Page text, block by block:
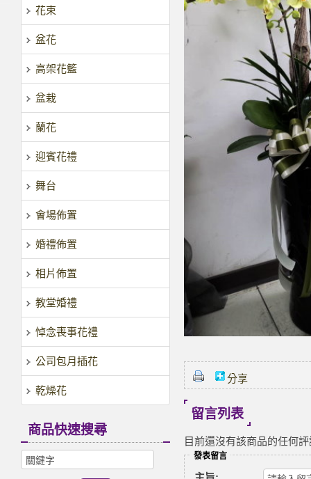
花束
盆花
高架花籃
盆栽
蘭花
迎賓花禮
舞台
會場佈置
婚禮佈置
相片佈置
教堂婚禮
悼念喪事花禮
公司包月插花
乾燥花
商品快速搜尋
分享
留言列表
目前還沒有該商品的任何
發表留言